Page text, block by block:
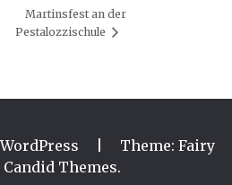
Martinsfest an der
Pestalozzischule
Theme: Fairy
Candid Themes.